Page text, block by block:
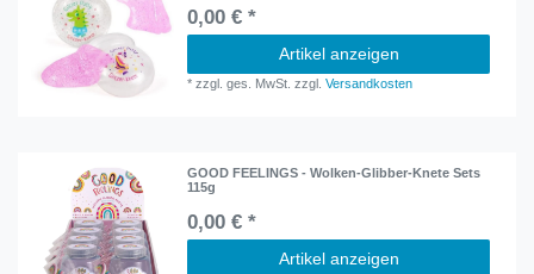
0,00 € *
Artikel anzeigen
*zzgl. ges. MwSt. zzgl.Versandkosten
GOOD FEELINGS - Wolken-Glibber-Knete Sets
115g
0,00 € *
Artikel anzeigen